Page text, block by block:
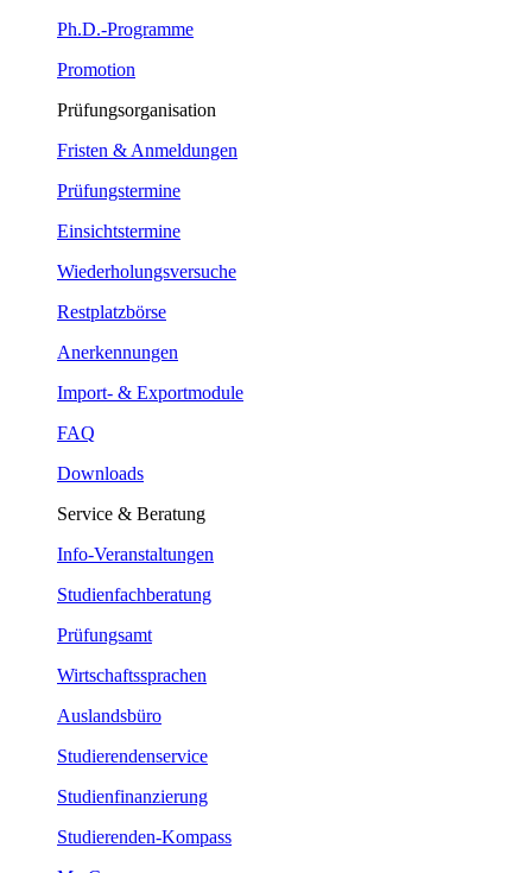
Ph.D.-Programme
Promotion
Prüfungsorganisation
Fristen & Anmeldungen
Prüfungstermine
Einsichtstermine
Wiederholungsversuche
Restplatzbörse
Anerkennungen
Import- & Exportmodule
FAQ
Downloads
Service & Beratung
Info-Veranstaltungen
Studienfachberatung
Prüfungsamt
Wirtschaftssprachen
Auslandsbüro
Studierendenservice
Studienfinanzierung
Studierenden-Kompass